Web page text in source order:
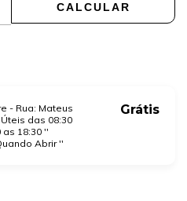
CALCULAR
- Rua: Mateus
das 08:30
18:30 ''
Abrir ''
Grátis